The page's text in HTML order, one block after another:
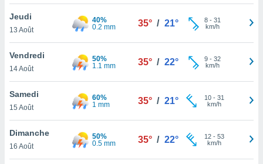
votre
à
en
le
Jeudi
13 Août
40%
0.2 mm
35° / 21° 8- 31
km/h
Vendredi
14 Août
50%
1.1 mm
35° / 22° 9- 32
km/h
Samedi
15 Août
60%
1 mm
35° / 21° 10- 31
km/h
Dimanche
16 Août
50%
0.5 mm
35° / 22° 12- 53
km/h